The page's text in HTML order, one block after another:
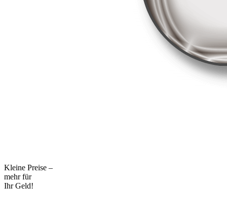
Kleine Preise –
mehr für
Ihr Geld!